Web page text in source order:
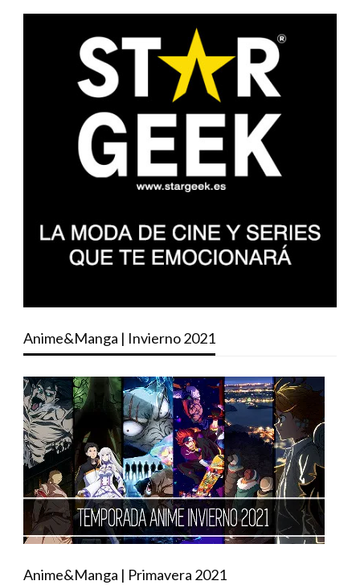
Anime&Manga | Invierno 2021
Anime&Manga | Primavera 2021